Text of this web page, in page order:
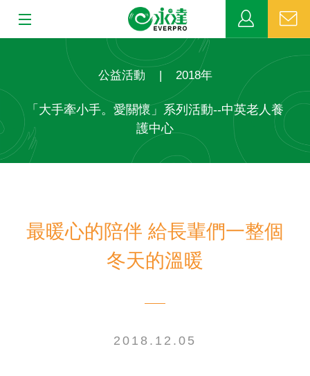
MDRT
公益活動 | 2018年
「大手牽小手。愛關懷」系列活動--中英老人養
護中心
最暖心的陪伴 給長輩們一整個
冬天的溫暖
2018.12.05